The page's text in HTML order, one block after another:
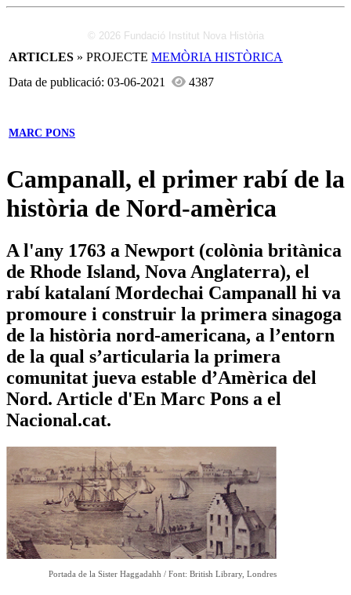
© 2026 Fundació Institut Nova Història
ARTICLES » PROJECTE MEMÒRIA HISTÒRICA
Data de publicació: 03-06-2021
4387
MARC PONS
Campanall, el primer rabí de la
història de Nord-amèrica
A l'any 1763 a Newport (colònia britànica
de Rhode Island, Nova Anglaterra), el
rabí katalaní Mordechai Campanall hi va
promoure i construir la primera sinagoga
de la història nord-americana, a l’entorn
de la qual s’articularia la primera
comunitat jueva estable d’Amèrica del
Nord. Article d'En Marc Pons a el
Nacional.cat.
Portada de la Sister Haggadahh / Font: British Library, Londres